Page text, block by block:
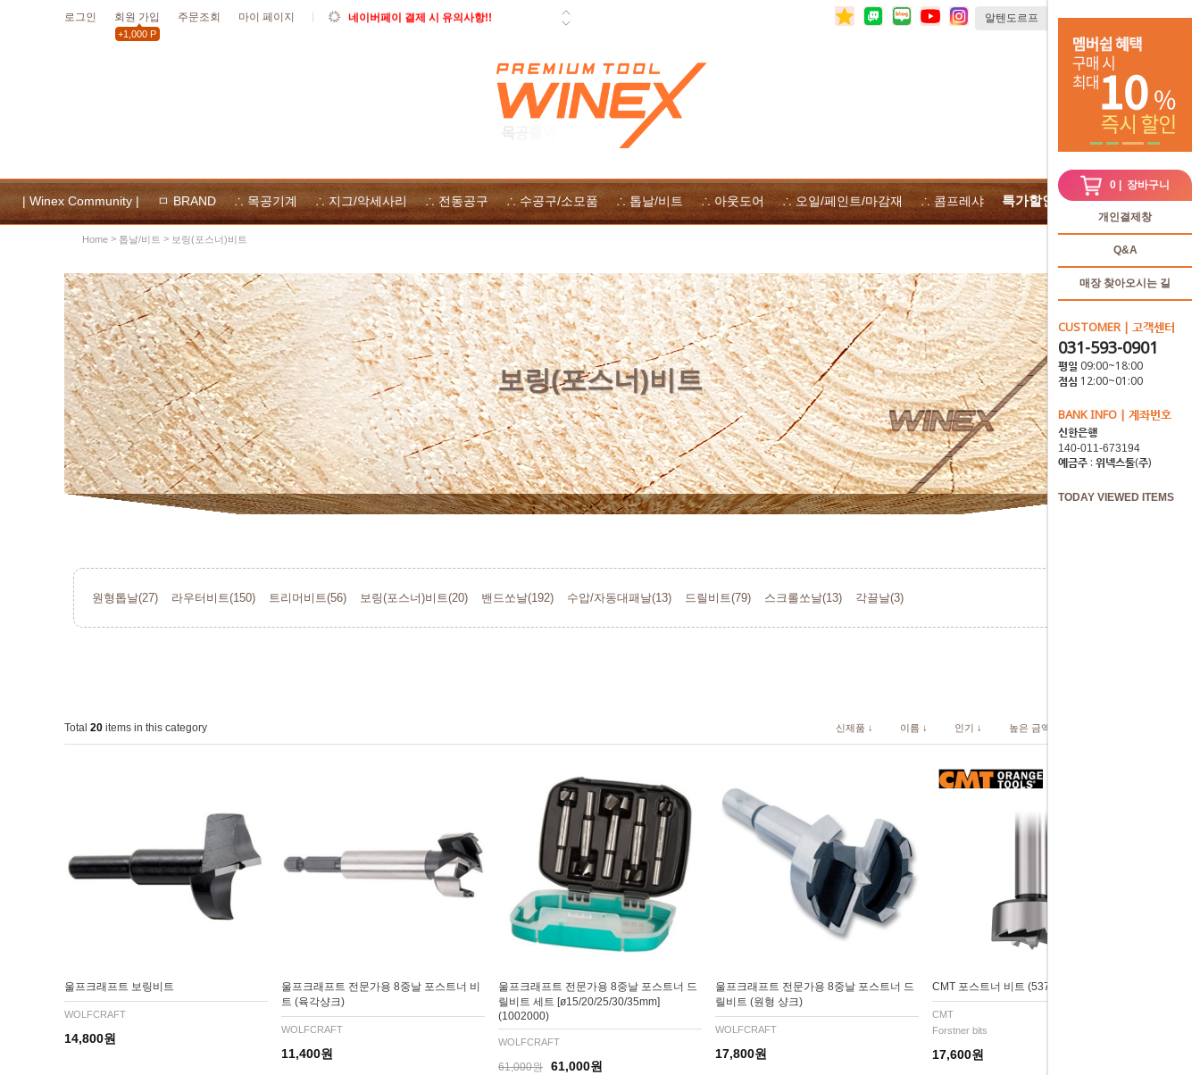
로그인 회원 가입
+1,000 P
주문조회 마이 페이지
네이버페이 결제 시 유의사항!!
위넥스툴 자사몰 쿠폰 다운로드
| Winex Community | ㅁ BRAND ∴ 목공기계 ∴ 지그/악세사리 ∴ 전동공구 ∴ 수공구/소모품 ∴ 톱날/비트 ∴ 아웃도어 ∴ 오일/페인트/마감재 ∴ 콤프레샤 특가할인 ∴전체상품
0 | 장바구니
개인결제창
Q&A
매장 찾아오시는 길
CUSTOMER | 고객센터
031-593-0901
평일 09:00~18:00
점심 12:00~01:00
BANK INFO | 계좌번호
신한은행
예금주 : 위넥스툴(주)
TODAY VIEWED ITEMS
Home > 톱날/비트 > 보링(포스너)비트
보링(포스너)비트
원형톱날(27) 라우터비트(150) 트리머비트(56) 보링(포스너)비트(20) 밴드쏘날(192) 수압/자동대패날(13) 드릴비트(79) 스크롤쏘날(13) 각끌날(3)
Total 20 items in this category 신제품 ↓ 이름 ↓ 인기 ↓ 높은 금액 ↓
울프크래프트 보링비트
WOLFCRAFT
14,800원
울프크래프트 전문가용 8중날 포스트너 비
트 (육각샹크)
WOLFCRAFT
11,400원
울프크래프트 전문가용 8중날 포스트너 드
릴비트 세트 [ø15/20/25/30/35mm]
(1002000)
WOLFCRAFT
61,000원 61,000원
울프크래프트 전문가용 8중날 포스트너 드
릴비트 (원형 샹크)
WOLFCRAFT
17,800원
CMT 포스트너 비트 (537.100.31)
CMT
Forstner bits
17,600원